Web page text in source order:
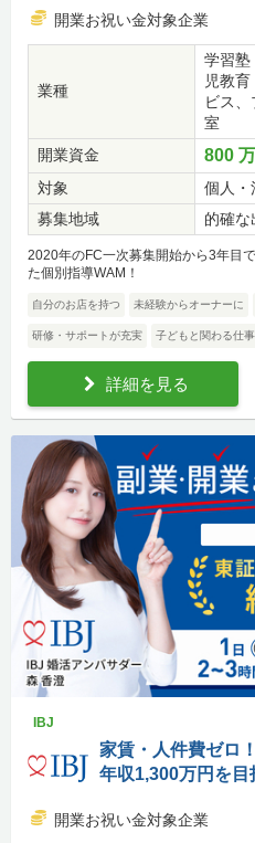
開業お祝い金対象企業
業種
学習塾
児教
ビス
室
開業資金
800
対象
個人・
募集地域
的確な
2020年のFC一次募集開始から3年目
た個別指導WAM！
自分のお店を持つ 未経験からオーナーに
研修・サポートが充実 子どもと関わる仕事
詳細を見る
IBJ
家賃・人件費ゼロ
年収1,300万円を
開業お祝い金対象企業